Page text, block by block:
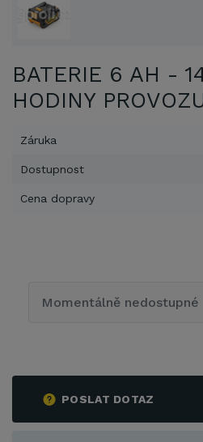
BATERIE 6 AH -
HODINY
Záruka
Dostupnost
Cena dopravy
POSLAT DOTAZ
Momentálně nedostupné